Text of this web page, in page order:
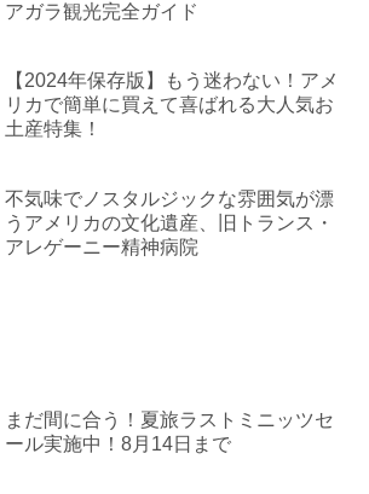
アガラ観光完全ガイド
【2024年保存版】もう迷わない！アメ
リカで簡単に買えて喜ばれる大人気お
土産特集！
不気味でノスタルジックな雰囲気が漂
うアメリカの文化遺産、旧トランス・
アレゲーニー精神病院
まだ間に合う！夏旅ラストミニッツセ
ール実施中！8月14日まで